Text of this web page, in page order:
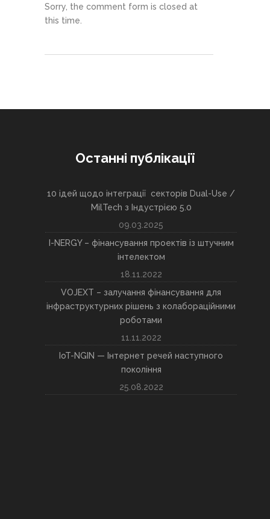
Sorry, the comment form is closed at
this time.
Останні публікації
10 ідей щодо інтеграції секторів Dual-Use /
MilTech з Індустрією 5.0
09.03.2025
I-NERGY – фінансування проектів із штучним
інтелектом
18.11.2022
VOJEXT – залучання фінансування для
інфраструктурних рішень з колабораційними
роботами
11.11.2022
IoT-NGIN — Інтернет речей наступного
покоління
25.08.2022